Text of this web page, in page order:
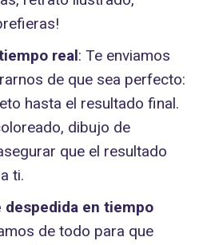
real: Te enviamos
de que sea perfecto:
hasta el resultado final.
dibujo de
que el resultado
ti.
despedida en tiempo
de todo para que